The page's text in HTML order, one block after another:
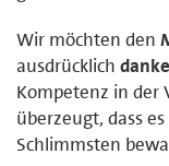
Wir möchten den
ausdrücklich
Kompetenz in der
überzeugt, dass
Schlimmsten